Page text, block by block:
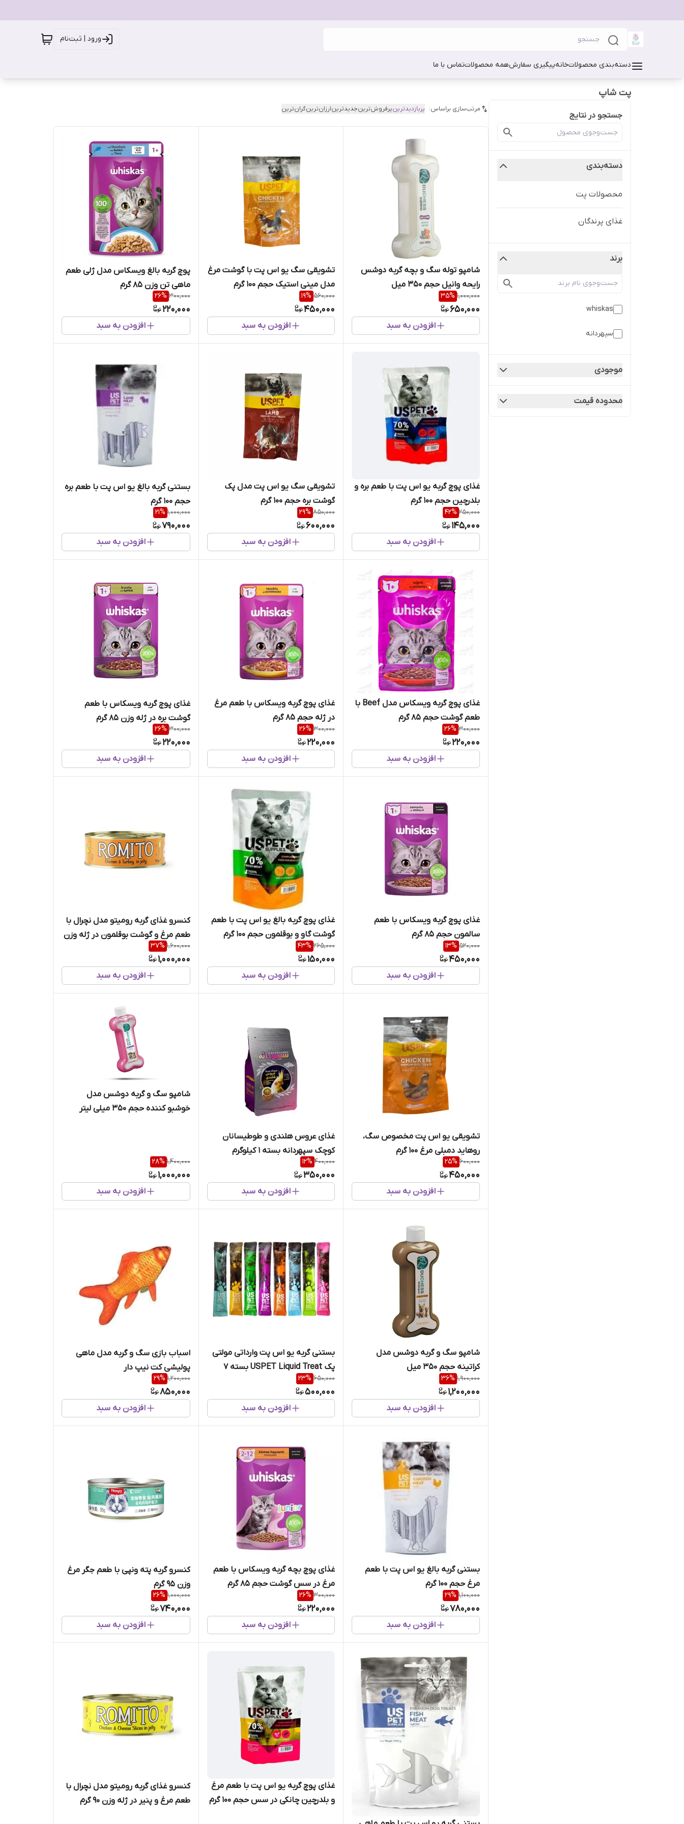
ورود | ثبت‌نام
دسته‌بندی محصولاتخانهپیگیری سفارشهمه محصولاتتماس با ما
پت شاپ
جستجو در نتایج
دسته‌بندی
محصولات پت
غذای پرندگان
برند
whiskas
سپهردانه
موجودی
محدوده قیمت
مرتب‌سازی براساس: پربازدیدترینپرفروش‌ترینجدیدترینارزان‌ترینگران‌ترین
شامپو توله سگ و بچه گربه دوشس
رایحه وانیل حجم 350 میل
1,000,000
35%
650,000
افزودن به سبد
تشویقی سگ یو اس پت با گوشت مرغ
مدل مینی استیک حجم 100 گرم
560,000
19%
450,000
افزودن به سبد
پوچ گربه بالغ ویسکاس مدل ژلی طعم
ماهی تن وزن 85 گرم
300,000
26%
220,000
افزودن به سبد
غذای پوچ گربه یو اس پت با طعم بره و
بلدرچین حجم 100 گرم
250,000
42%
145,000
افزودن به سبد
تشویقی سگ یو اس پت مدل پک
گوشت بره حجم 100 گرم
850,000
29%
600,000
افزودن به سبد
بستنی گربه بالغ یو اس پت با طعم بره
حجم 100 گرم
1,000,000
21%
790,000
افزودن به سبد
غذای پوچ گربه ویسکاس مدل Beef با
طعم گوشت حجم 85 گرم
300,000
26%
220,000
افزودن به سبد
غذای پوچ گربه ویسکاس با طعم مرغ
در ژله حجم 85 گرم
300,000
26%
220,000
افزودن به سبد
غذای پوچ گربه ویسکاس با طعم
گوشت بره در ژله وزن 85 گرم
300,000
26%
220,000
افزودن به سبد
غذای پوچ گربه ویسکاس با طعم
سالمون حجم 85 گرم
520,000
13%
450,000
افزودن به سبد
غذای پوچ گربه بالغ یو اس پت با طعم
گوشت گاو و بوقلمون حجم 100 گرم
265,000
43%
150,000
افزودن به سبد
کنسرو غذای گربه رومیتو مدل نچرال با
طعم مرغ و گوشت بوقلمون در ژله وزن
90 گرم
1,600,000
37%
1,000,000
افزودن به سبد
تشویقی یو اس پت مخصوص سگ،
روهاید دمبلی مرغ 100 گرم
600,000
25%
450,000
افزودن به سبد
غذای عروس هلندی و طوطیسانان
کوچک سپهردانه بسته 1 کیلوگرم
400,000
12%
350,000
افزودن به سبد
شامپو سگ و گربه دوشس مدل
خوشبو کننده حجم 350 میلی لیتر
1,400,000
28%
1,000,000
افزودن به سبد
شامپو سگ و گربه دوشس مدل
کراتینه حجم 350 میل
1,900,000
36%
1,200,000
افزودن به سبد
بستنی گربه یو اس پت وارداتی مولتی
پک USPET Liquid Treat بسته 7
عددی
650,000
23%
500,000
افزودن به سبد
اسباب بازی سگ و گربه مدل ماهی
پولیشی کت نیپ دار
1,200,000
29%
850,000
افزودن به سبد
بستنی گربه بالغ یو اس پت با طعم
مرغ حجم 100 گرم
1,100,000
29%
780,000
افزودن به سبد
غذای پوچ بچه گربه ویسکاس با طعم
مرغ در سس گوشت حجم 85 گرم
300,000
26%
220,000
افزودن به سبد
کنسرو گربه پته ونپی با طعم جگر مرغ
وزن 95 گرم
1,000,000
26%
740,000
افزودن به سبد
غذای پوچ گربه یو اس پت با طعم مرغ
و بلدرچین چانکی در سس حجم ۱۰۰ گرم
کنسرو غذای گربه رومیتو مدل نچرال با
طعم مرغ و پنیر در ژله وزن 90 گرم